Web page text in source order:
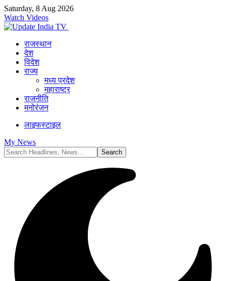
Saturday, 8 Aug 2026
Watch Videos
राजस्थान
देश
विदेश
राज्य
मध्य प्रदेश
महाराष्ट्र
राजनीति
मनोरंजन
लाइफस्टाइल
My News